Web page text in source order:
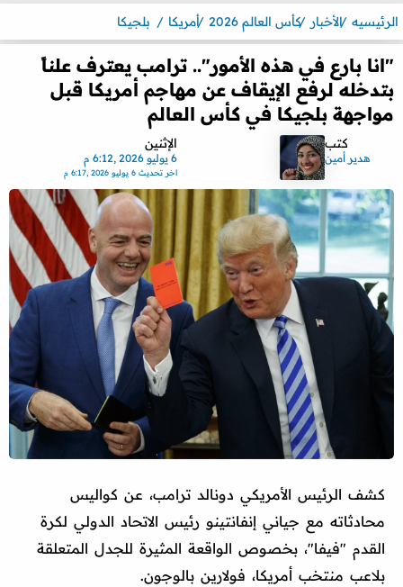
الرئيسيه الأخبار كأس العالم 2026 أمريكا بلجيكا
"انا بارع في هذه الأمور".. ترامب يعترف علناً
بتدخله لرفع الإيقاف عن مهاجم أمريكا قبل
مواجهة بلجيكا في كأس العالم
كتب
هدير أمين
الإثنين
6 يوليو 2026 ,6:12 م
اخر تحديث6 يوليو 2026 ,6:17 م
كشف الرئيس الأمريكي دونالد ترامب، عن كواليس
محادثاته مع جياني إنفانتينو رئيس الاتحاد الدولي لكرة
القدم "فيفا"، بخصوص الواقعة المثيرة للجدل المتعلقة
بلاعب منتخب أمريكا، فولارين بالوجون.